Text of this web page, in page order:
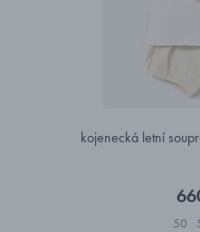
kojenecká letní
50